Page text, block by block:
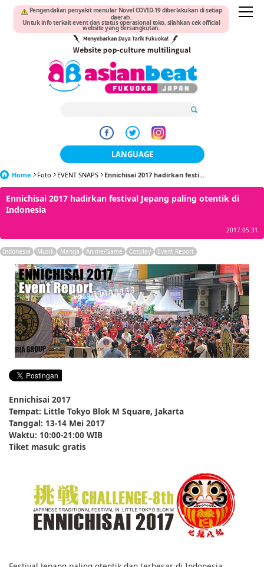
Pengendalian penyakit menular Novel COVID-19 diberlakukan di setiap
daerah.
Untuk info terkait event dan status operasional toko, silahkan cek official
website yang bersangkutan.
LANGUAGE
日本語
한국어
繁體中文
English
ภาษาไทย
tiéng Viêt
Bahasa Indonesia
Home Foto EVENT SNAPS Ennichisai 2017 hadirkan festi...
Ennichisai 2017 hadirkan festival Jepang paling otentik di
Indonesia
2017.05.31
Indonesia Musik Manga Anime/Game Cosplay Event Report
Ennichisai 2017
Tempat: Little Tokyo Blok M Square, Jakarta
Tanggal: 13-14 Mei 2017
Waktu: 10:00-21:00 WIB
Tiket masuk: gratis